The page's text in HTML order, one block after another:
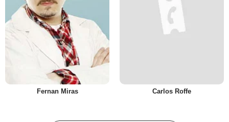
Fernan Miras Carlos Roffe